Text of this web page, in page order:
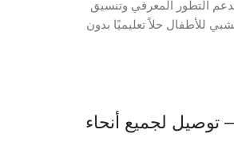
التطور المعرفي وتنسيق
للأطفال حلاً تعليميًا بدون
خشبي للأرقام والعمليات الحسابية من 1 إلى 20 — توصيل لجميع أنحاء